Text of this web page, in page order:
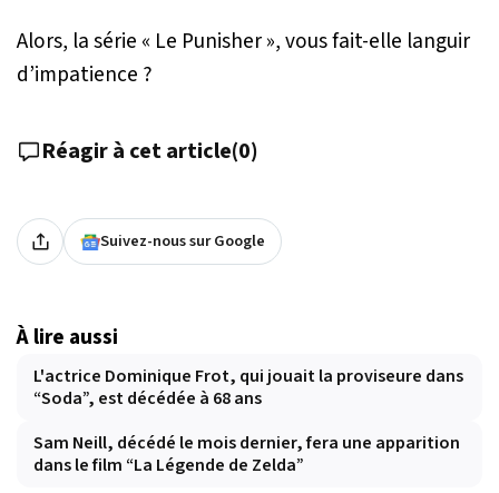
Alors, la série « Le Punisher », vous fait-elle languir
d’impatience ?
Réagir à cet article(0)
Suivez-nous sur Google
À lire aussi
L'actrice Dominique Frot, qui jouait la proviseure dans
“Soda”, est décédée à 68 ans
Sam Neill, décédé le mois dernier, fera une apparition
dans le film “La Légende de Zelda”